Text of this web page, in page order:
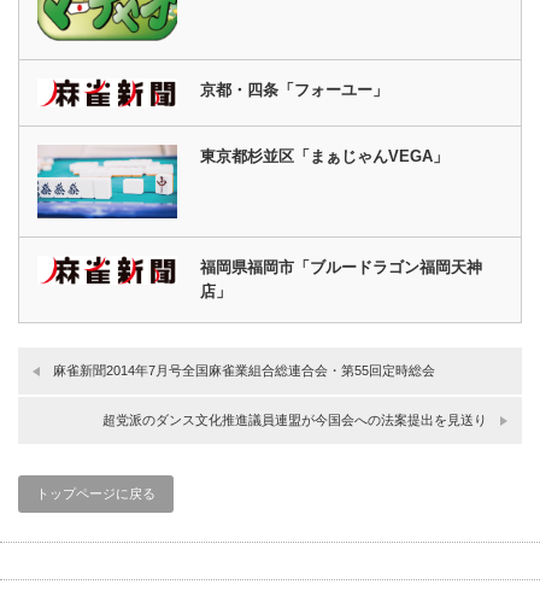
京都・四条「フォーユー」
東京都杉並区「まぁじゃんVEGA」
福岡県福岡市「ブルードラゴン福岡天神
店」
麻雀新聞2014年7月号全国麻雀業組合総連合会・第55回定時総会
超党派のダンス文化推進議員連盟が今国会への法案提出を見送り
トップページに戻る